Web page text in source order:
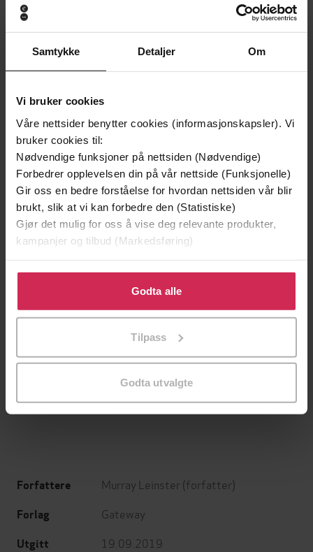
Samtykke Detaljer Om
Vi bruker cookies
Våre nettsider benytter cookies (informasjonskapsler). Vi
bruker cookies til:
Nødvendige funksjoner på nettsiden (Nødvendige)
Forbedrer opplevelsen din på vår nettside (Funksjonelle)
Gir oss en bedre forståelse for hvordan nettsiden vår blir
brukt, slik at vi kan forbedre den (Statistiske)
Gjør det mulig for oss å vise deg relevante produkter,
kampanjer og tilbud (Markedsføring)
Klikk på «Godta alle» for å gi oss ditt samtykke til å
bruke cookies for alle disse formålene. Du kan også
tilpasse ditt samtykke til spesifikke formål ved å klikke
Godta alle
Tilpass
Godta utvalgte
EBOK
Murray Leinster
EBOK
Andre har også kjøpt
249,-
249,-
Forfattere Murray Leinster (forfatter)
Forlag Gateway
Utgitt 19.09.2019